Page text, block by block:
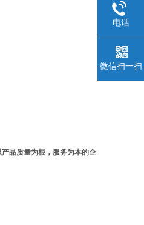
品质量为根，服务为本的企
电话
微信扫一扫